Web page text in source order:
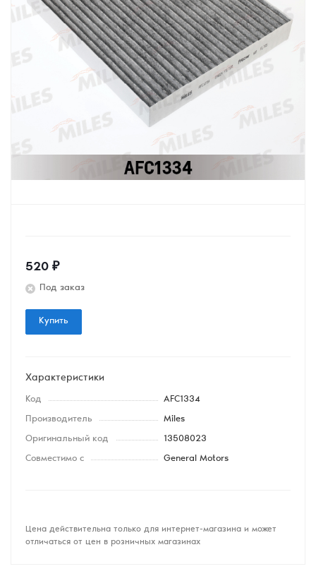
520 ₽
Под заказ
Купить
Характеристики
Код AFC1334
Производитель Miles
Оригинальный код 13508023
Совместимо с General Motors
Цена действительна только для интернет-магазина и может
отличаться от цен в розничных магазинах